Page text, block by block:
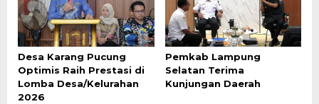
Desa Karang Pucung
Optimis Raih Prestasi di
Lomba Desa/Kelurahan
2026
Pemkab Lampung
Selatan Terima
Kunjungan Daerah